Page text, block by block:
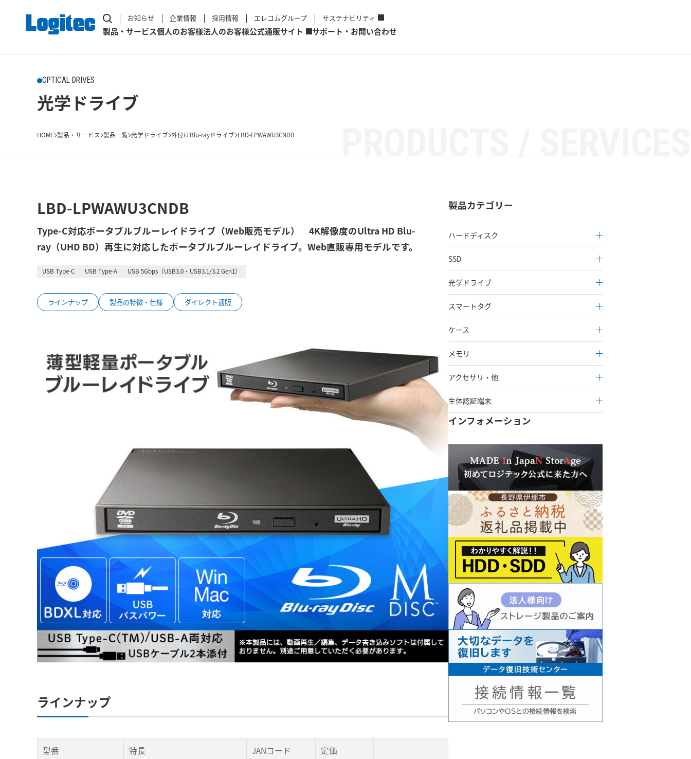
お知らせ 企業情報 採用情報 エレコムグループ サステナビリティ
製品・サービス個人のお客様法人のお客様公式通販サイト サポート・お問い合わせ
OPTICAL DRIVES
光学ドライブ
HOME 製品・サービス 製品一覧 光学ドライブ 外付けBlu-rayドライブ LBD-LPWAWU3CNDB
LBD-LPWAWU3CNDB
Type-C対応ポータブルブルーレイドライブ（Web販売モデル） 4K解像度のUltra HD Blu-
ray（UHD BD）再生に対応したポータブルブルーレイドライブ。Web直販専用モデルです。
USB Type-C USB Type-A USB 5Gbps（USB3.0・USB3.1/3.2 Gen1）
ラインナップ 製品の特徴・仕様 ダイレクト通販
ラインナップ
型番 特長 JANコード 定価
製品カテゴリー
ハードディスク
SSD
光学ドライブ
スマートタグ
ケース
メモリ
アクセサリ・他
生体認証端末
インフォメーション